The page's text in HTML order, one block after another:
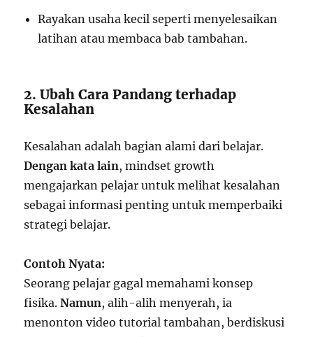
Rayakan usaha kecil seperti menyelesaikan
latihan atau membaca bab tambahan.
2. Ubah Cara Pandang terhadap
Kesalahan
Kesalahan adalah bagian alami dari belajar.
Dengan kata lain, mindset growth
mengajarkan pelajar untuk melihat kesalahan
sebagai informasi penting untuk memperbaiki
strategi belajar.
Contoh Nyata:
Seorang pelajar gagal memahami konsep
fisika.Namun, alih-alih menyerah, ia
menonton video tutorial tambahan, berdiskusi